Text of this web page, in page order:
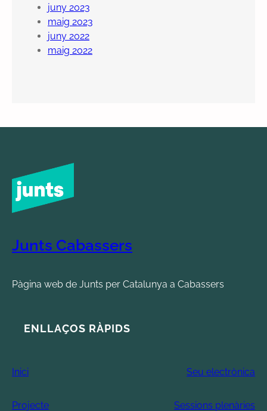
juny 2023
maig 2023
juny 2022
maig 2022
Junts Cabassers
Pàgina web de Junts per Catalunya a Cabassers
ENLLAÇOS RÀPIDS
Inici Seu electrònica
Projecte Sessions plenàries